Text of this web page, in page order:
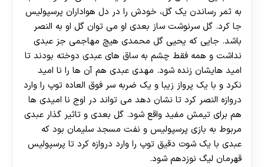
30 تا 50 درصد شارژ هدیه بیشتر فقط با ثبت نام در
به ثمر رساندن یک گل، خودش را در دل هواداران پرسپولیس
جا کرد. گل سرنوشت ساز بعدی او می توان گل او به النصر
باشد. جایی که یحیی گل محمدی هیچ مهاجمی جز عبدی
نداشت و همه فقط چشم به ساق های عبدی دوخته بودند تا
امید هایشان زنده شود. مهدی عبدی هم آن ها را نا امید
نکرد و با یک پرواز زیبا و یک ضربه سر فوق العاده توپ را وارد
دروازه النصر کرد تا نشان دهد می تواند در اوج نا امیدی ها
هم برای تیمش مفید واقع شود. گل بعدی و تاثیر گذار عبدی
مربوط به بازی پرسپولیس و نفت مسجد سلیمان بود که
عبدی با یک شوت دقیق توپ را وارد دروازه کرد تا پرسپولیس
قهرمان لیگ نوزدهم شود.